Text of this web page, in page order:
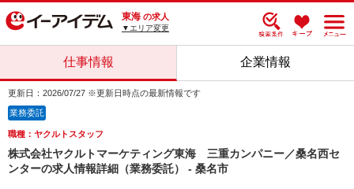
東海 の求人
▼エリア変更
仕事情報 企業情報
更新日：2026/07/27 ※更新日時点の最新情報です
業務委託
職種：ヤクルトスタッフ
株式会社ヤクルトマーケティング東海 三重カンパニー／桑名西セ
ンターの求人情報詳細（業務委託） - 桑名市